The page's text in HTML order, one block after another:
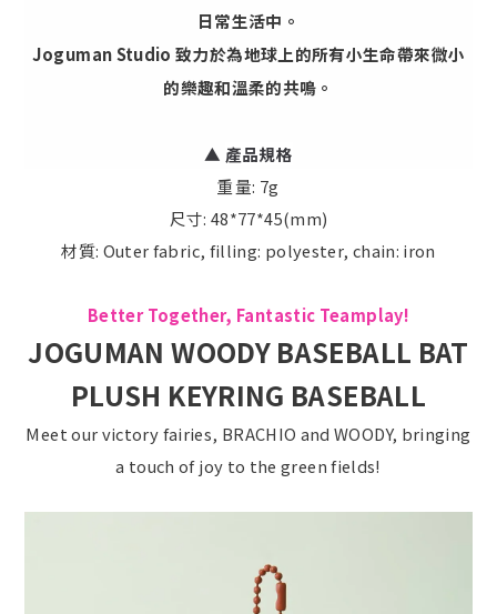
日常生活中。
Joguman Studio 致力於為地球上的所有小生命帶來微小
的樂趣和溫柔的共鳴。
▲ 產品規格
重量: 7g
尺寸: 48*77*45(mm)
材質: Outer fabric, filling: polyester, chain: iron
Better Together, Fantastic Teamplay!
JOGUMAN WOODY BASEBALL BAT
PLUSH KEYRING BASEBALL
Meet our victory fairies, BRACHIO and WOODY, bringing
a touch of joy to the green fields!